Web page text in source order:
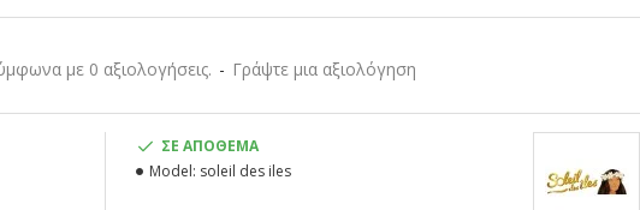
με 0 αξιολογήσεις. - Γράψτε μια αξιολόγηση
ΣΕ ΑΠΌΘΕΜΑ
Model: soleil des iles